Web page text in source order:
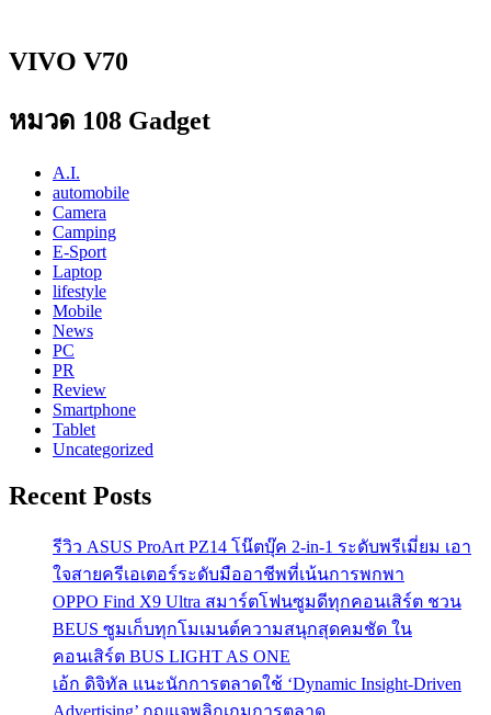
VIVO V70
หมวด 108 Gadget
A.I.
automobile
Camera
Camping
E-Sport
Laptop
lifestyle
Mobile
News
PC
PR
Review
Smartphone
Tablet
Uncategorized
Recent Posts
รีวิว ASUS ProArt PZ14 โน๊ตบุ๊ค 2-in-1 ระดับพรีเมี่ยม เอา
ใจสายครีเอเตอร์ระดับมืออาชีพที่เน้นการพกพา
OPPO Find X9 Ultra สมาร์ตโฟนซูมดีทุกคอนเสิร์ต ชวน
BEUS ซูมเก็บทุกโมเมนต์ความสนุกสุดคมชัด ใน
คอนเสิร์ต BUS LIGHT AS ONE
เอ้ก ดิจิทัล แนะนักการตลาดใช้ ‘Dynamic Insight-Driven
Advertising’ กุญแจพลิกเกมการตลาด